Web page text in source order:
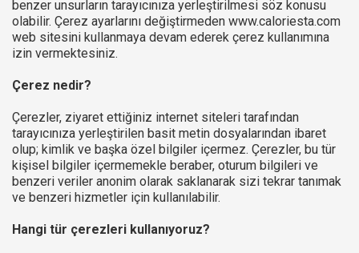
benzer unsurların tarayıcınıza yerleştirilmesi söz konusu
olabilir. Çerez ayarlarını değiştirmeden www.caloriesta.com
web sitesini kullanmaya devam ederek çerez kullanımına
izin vermektesiniz.
Çerez nedir?
Çerezler, ziyaret ettiğiniz internet siteleri tarafından
tarayıcınıza yerleştirilen basit metin dosyalarından ibaret
olup; kimlik ve başka özel bilgiler içermez. Çerezler, bu tür
kişisel bilgiler içermemekle beraber, oturum bilgileri ve
benzeri veriler anonim olarak saklanarak sizi tekrar tanımak
ve benzeri hizmetler için kullanılabilir.
Hangi tür çerezleri kullanıyoruz?